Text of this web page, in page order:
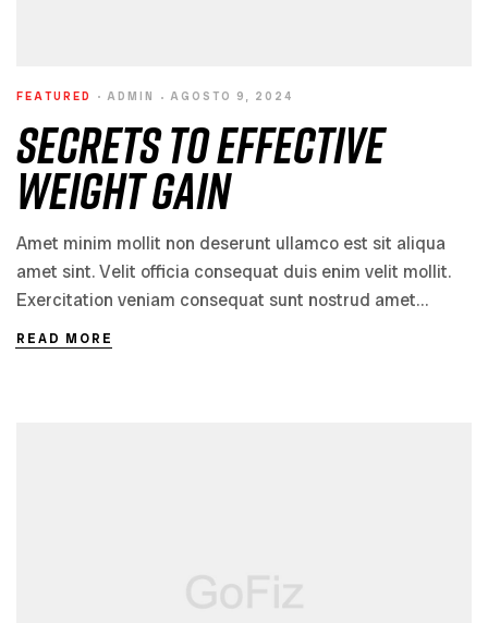
FEATURED ADMIN AGOSTO 9, 2024
Secrets to Effective
Weight Gain
Amet minim mollit non deserunt ullamco est sit aliqua
amet sint. Velit officia consequat duis enim velit mollit.
Exercitation veniam consequat sunt nostrud amet…
READ MORE